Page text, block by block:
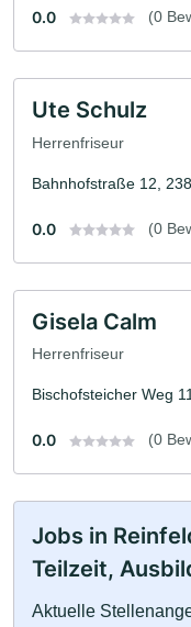
0.0 (0
Ute Schulz
Herrenfriseur
Bahnhofstraße 12,
0.0 (0
Gisela Calm
Herrenfriseur
Bischofsteicher Weg
0.0 (0
Jobs in
Teilzeit,
Aktuelle